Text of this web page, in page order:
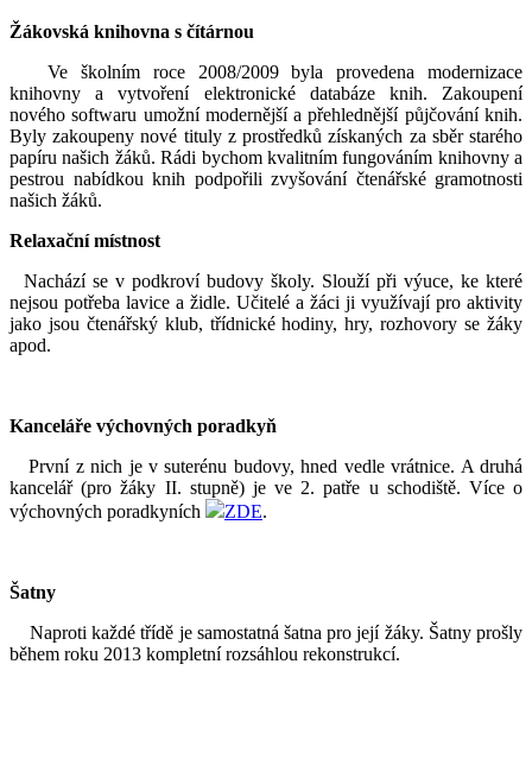
Žákovská knihovna s čítárnou
Ve školním roce 2008/2009 byla provedena modernizace
knihovny a vytvoření elektronické databáze knih. Zakoupení
nového softwaru umožní modernější a přehlednější půjčování knih.
Byly zakoupeny nové tituly z prostředků získaných za sběr starého
papíru našich žáků. Rádi bychom kvalitním fungováním knihovny a
pestrou nabídkou knih podpořili zvyšování čtenářské gramotnosti
našich žáků.
Relaxační místnost
Nachází se v podkroví budovy školy. Slouží při výuce, ke které
nejsou potřeba lavice a židle. Učitelé a žáci ji využívají pro aktivity
jako jsou čtenářský klub, třídnické hodiny, hry, rozhovory se žáky
apod.
Kanceláře výchovných poradkyň
První z nich je v suterénu budovy, hned vedle vrátnice. A druhá
kancelář (pro žáky II. stupně) je ve 2. patře u schodiště. Více o
výchovných poradkyních
ZDE.
Šatny
Naproti každé třídě je samostatná šatna pro její žáky. Šatny prošly
během roku 2013 kompletní rozsáhlou rekonstrukcí.